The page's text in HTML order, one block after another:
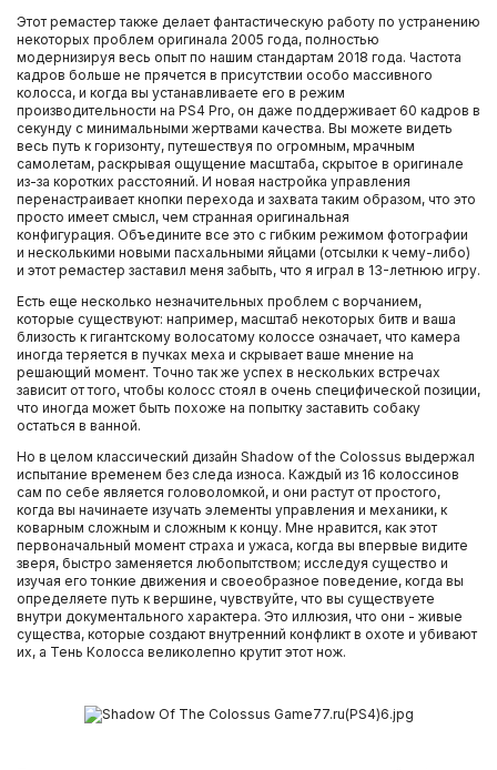
Этот ремастер также делает фантастическую работу по устранению
некоторых проблем оригинала 2005 года, полностью
модернизируя весь опыт по нашим стандартам 2018 года. Частота
кадров больше не прячется в присутствии особо массивного
колосса, и когда вы устанавливаете его в режим
производительности на PS4 Pro, он даже поддерживает 60 кадров в
секунду с минимальными жертвами качества. Вы можете видеть
весь путь к горизонту, путешествуя по огромным, мрачным
самолетам, раскрывая ощущение масштаба, скрытое в оригинале
из-за коротких расстояний. И новая настройка управления
перенастраивает кнопки перехода и захвата таким образом, что это
просто имеет смысл, чем странная оригинальная
конфигурация. Объедините все это с гибким режимом фотографии
и несколькими новыми пасхальными яйцами (отсылки к чему-либо)
и этот ремастер заставил меня забыть, что я играл в 13-летнюю игру.
Есть еще несколько незначительных проблем с ворчанием,
которые существуют: например, масштаб некоторых битв и ваша
близость к гигантскому волосатому колоссе означает, что камера
иногда теряется в пучках меха и скрывает ваше мнение на
решающий момент. Точно так же успех в нескольких встречах
зависит от того, чтобы колосс стоял в очень специфической позиции,
что иногда может быть похоже на попытку заставить собаку
остаться в ванной.
Но в целом классический дизайн Shadow of the Colossus выдержал
испытание временем без следа износа. Каждый из 16 колоссинов
сам по себе является головоломкой, и они растут от простого,
когда вы начинаете изучать элементы управления и механики, к
коварным сложным и сложным к концу. Мне нравится, как этот
первоначальный момент страха и ужаса, когда вы впервые видите
зверя, быстро заменяется любопытством; исследуя существо и
изучая его тонкие движения и своеобразное поведение, когда вы
определяете путь к вершине, чувствуйте, что вы существуете
внутри документального характера. Это иллюзия, что они - живые
существа, которые создают внутренний конфликт в охоте и убивают
их, а Тень Колосса великолепно крутит этот нож.